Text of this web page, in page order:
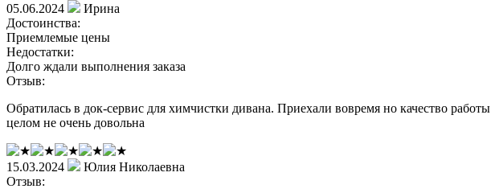
05.06.2024
Ирина
Достоинства:
Приемлемые цены
Недостатки:
Долго ждали выполнения заказа
Отзыв:
Обратилась в док-сервис для химчистки дивана. Приехали вовремя но качество
целом не очень довольна
15.03.2024
Юлия Николаевна
Отзыв: